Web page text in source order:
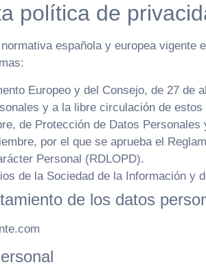
política de
española y europea
Europeo y del Consejo, de 27
y a la libre circulación de
de Protección de Datos
por el que se aprueba el
Personal (RDLOPD).
de la Sociedad de la Información y
de los datos